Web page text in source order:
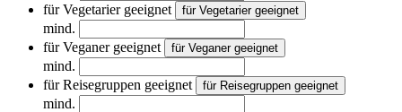
für Vegetarier geeignet
für Vegetarier geeignet
mind.
für Veganer geeignet
für Veganer geeignet
mind.
für Reisegruppen geeignet
für Reisegruppen geeignet
mind.